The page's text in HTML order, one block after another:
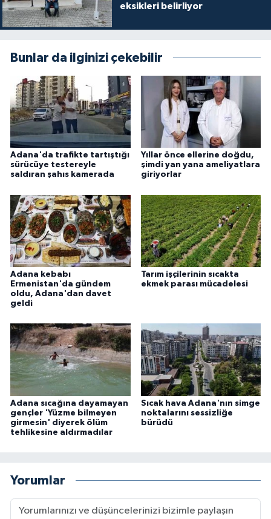
eksikleri belirliyor
Bunlar da ilginizi çekebilir
Adana'da trafikte tartıştığı
sürücüye testereyle
saldıran şahıs kamerada
Yıllar önce ellerine doğdu,
şimdi yan yana ameliyatlara
giriyorlar
Adana kebabı
Ermenistan'da gündem
oldu, Adana'dan davet
geldi
Tarım işçilerinin sıcakta
ekmek parası mücadelesi
Adana sıcağına dayamayan
gençler 'Yüzme bilmeyen
girmesin' diyerek ölüm
tehlikesine aldırmadılar
Sıcak hava Adana'nın simge
noktalarını sessizliğe
bürüdü
Yorumlar